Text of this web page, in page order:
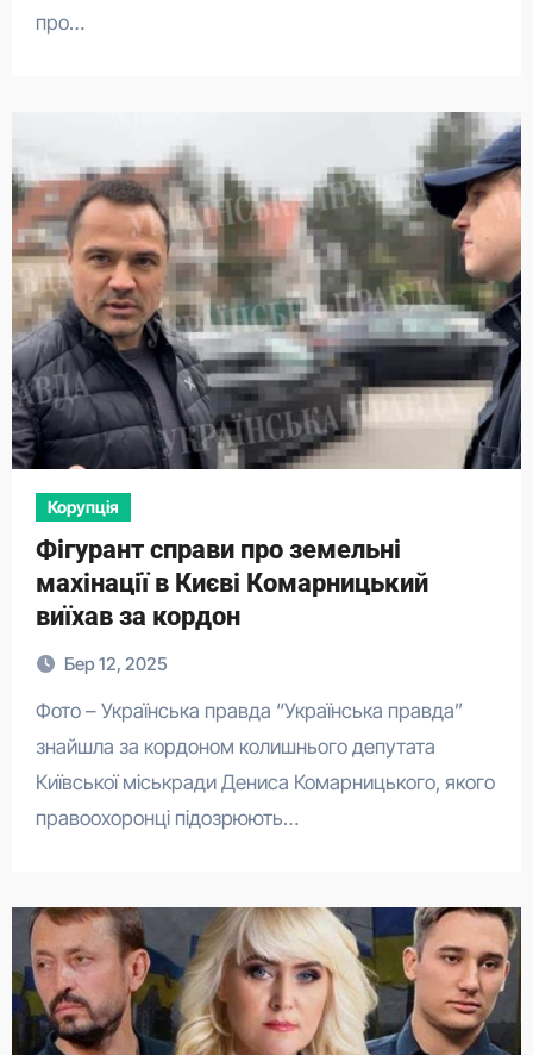
про…
Корупція
Фігурант справи про земельні
махінації в Києві Комарницький
виїхав за кордон
Бер 12, 2025
Фото – Українська правда “Українська правда”
знайшла за кордоном колишнього депутата
Київської міськради Дениса Комарницького, якого
правоохоронці підозрюють…